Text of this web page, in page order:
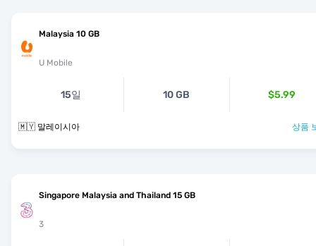
Malaysia 10 GB
U Mobile
15일 10 GB $5.99
🇲🇾 말레이시아 상품
Singapore Malaysia and Thailand 15 GB
3